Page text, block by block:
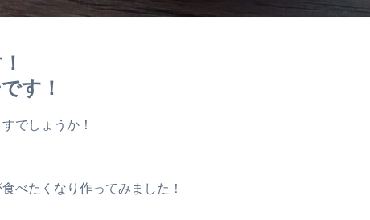
す！
でしょうか！
べたくなり作ってみました！